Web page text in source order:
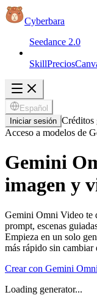
Cyberbara
Seedance 2.0
SkillPrecios
Español
Iniciar sesión Créditos
Acceso a modelos de
Gemini
imagen y
Gemini Omni Video te
prompt, escenas
Empieza en un solo
más rápido sin cambiar
Crear con Gemini Omni
Loading generator...